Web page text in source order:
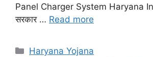
Panel Charger System Haryana In
सरकार … Read more
Categories
Haryana Yojana